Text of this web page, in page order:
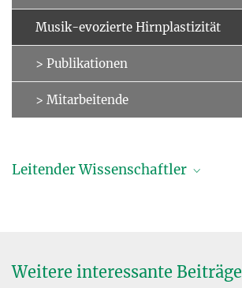
Musik-evozierte Hirnplastizität
> Publikationen
> Mitarbeitende
Leitender Wissenschaftler
+49 341 9940-2221
fritz@...
Weitere interessante Beiträge